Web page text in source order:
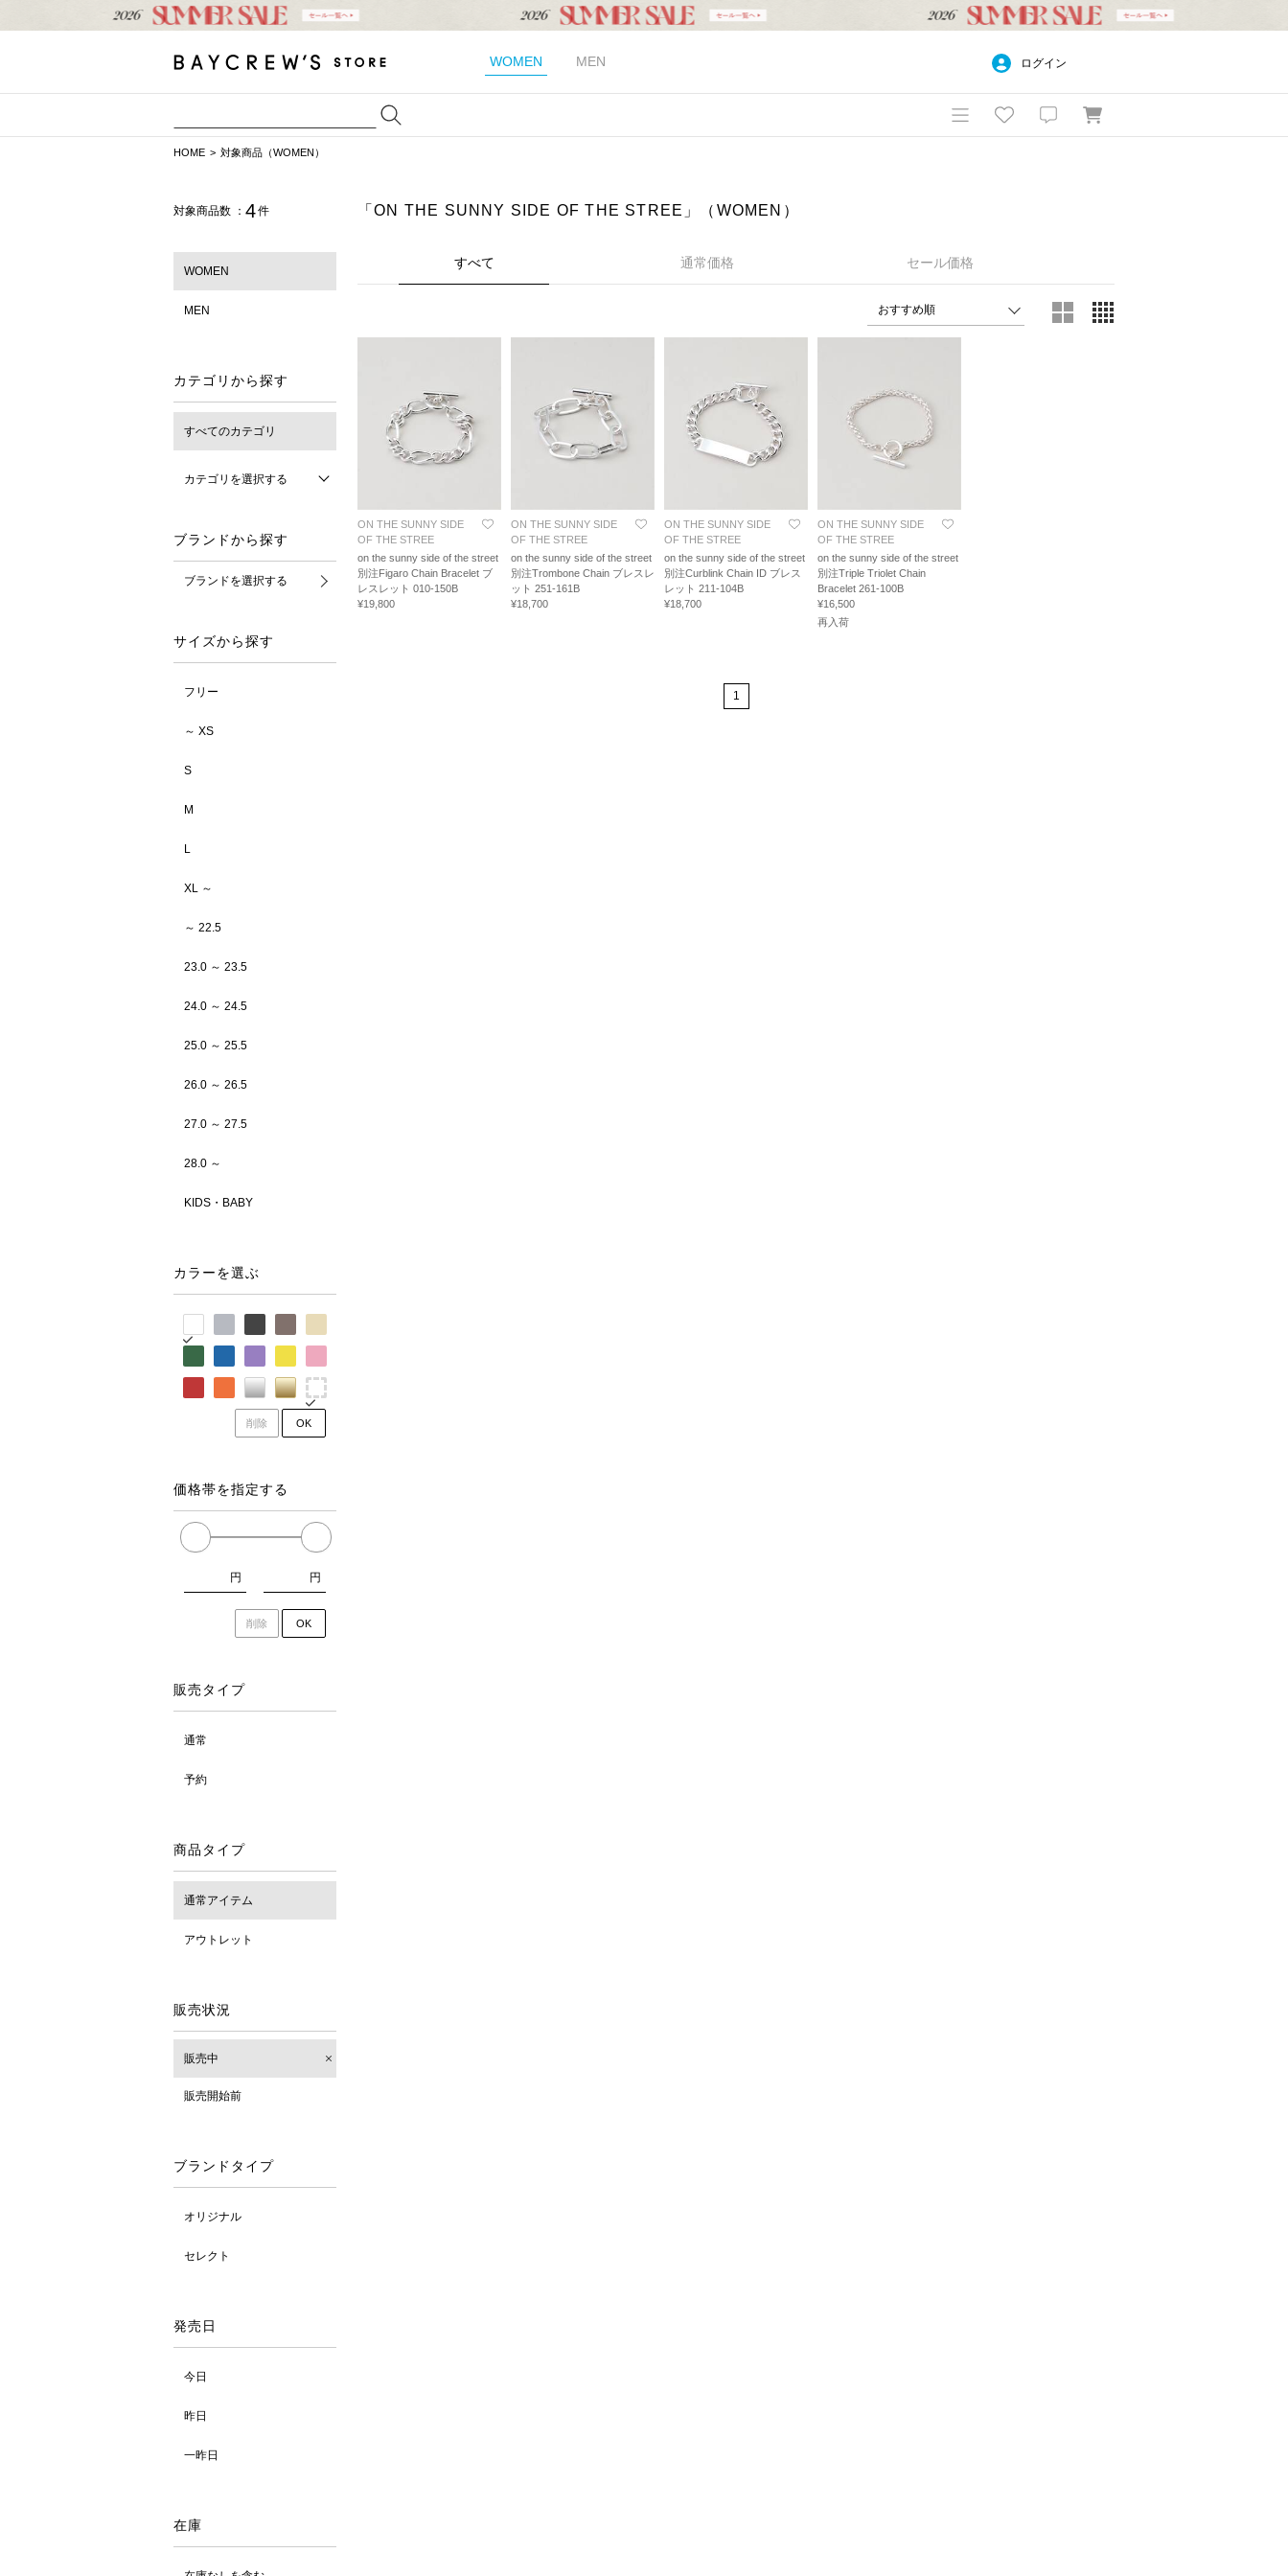
WOMEN MEN ログイン
HOME 対象商品（WOMEN）
対象商品数 ： 4件
WOMEN
MEN
カテゴリから探す
すべてのカテゴリ
カテゴリを選択する
ブランドから探す
ブランドを選択する
サイズから探す
フリー
～ XS
S
M
L
XL ～
～ 22.5
23.0 ～ 23.5
24.0 ～ 24.5
25.0 ～ 25.5
26.0 ～ 26.5
27.0 ～ 27.5
28.0 ～
KIDS・BABY
カラーを選ぶ
削除 OK
価格帯を指定する
円 円
削除 OK
販売タイプ
通常
予約
商品タイプ
通常アイテム
アウトレット
販売状況
販売中
販売開始前
ブランドタイプ
オリジナル
セレクト
発売日
今日
昨日
一昨日
在庫
「ON THE SUNNY SIDE OF THE STREE」（WOMEN）
すべて 通常価格 セール価格
ON THE SUNNY SIDE
OF THE STREE
on the sunny side of the street
別注Figaro Chain Bracelet ブ
レスレット 010-150B
¥19,800
ON THE SUNNY SIDE
OF THE STREE
on the sunny side of the street
別注Trombone Chain ブレスレ
ット 251-161B
¥18,700
ON THE SUNNY SIDE
OF THE STREE
on the sunny side of the street
別注Curblink Chain ID ブレス
レット 211-104B
¥18,700
ON THE SUNNY SIDE
OF THE STREE
on the sunny side of the street
別注Triple Triolet Chain
Bracelet 261-100B
¥16,500
再入荷
1